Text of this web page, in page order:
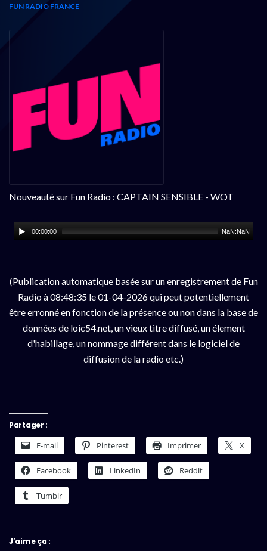
FUN RADIO FRANCE
Nouveauté sur Fun Radio : CAPTAIN SENSIBLE - WOT
00:00:00 NaN:NaN
(Publication automatique basée sur un enregistrement de Fun
Radio à 08:48:35 le 01-04-2026 qui peut potentiellement
être erronné en fonction de la présence ou non dans la base de
données de loic54.net, un vieux titre diffusé, un élement
d'habillage, un nommage différent dans le logiciel de
diffusion de la radio etc.)
Partager :
E-mail Pinterest Imprimer X
Facebook LinkedIn Reddit
Tumblr
J’aime ça :